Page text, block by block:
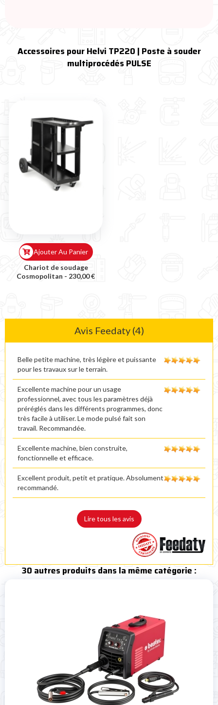
Accessoires pour Helvi TP220 | Poste à souder
multiprocédés PULSE
Chariot de soudage
Cosmopolitan - 230,00 €
Ajouter Au Panier
Avis Feedaty (4)
Belle petite machine, très légère et puissante
pour les travaux sur le terrain.
Excellente machine pour un usage
professionnel, avec tous les paramètres déjà
préréglés dans les différents programmes, donc
très facile à utiliser. Le mode pulsé fait son
travail. Recommandée.
Excellente machine, bien construite,
fonctionnelle et efficace.
Excellent produit, petit et pratique. Absolument
recommandé.
Lire tous les avis
30 autres produits dans la même catégorie :